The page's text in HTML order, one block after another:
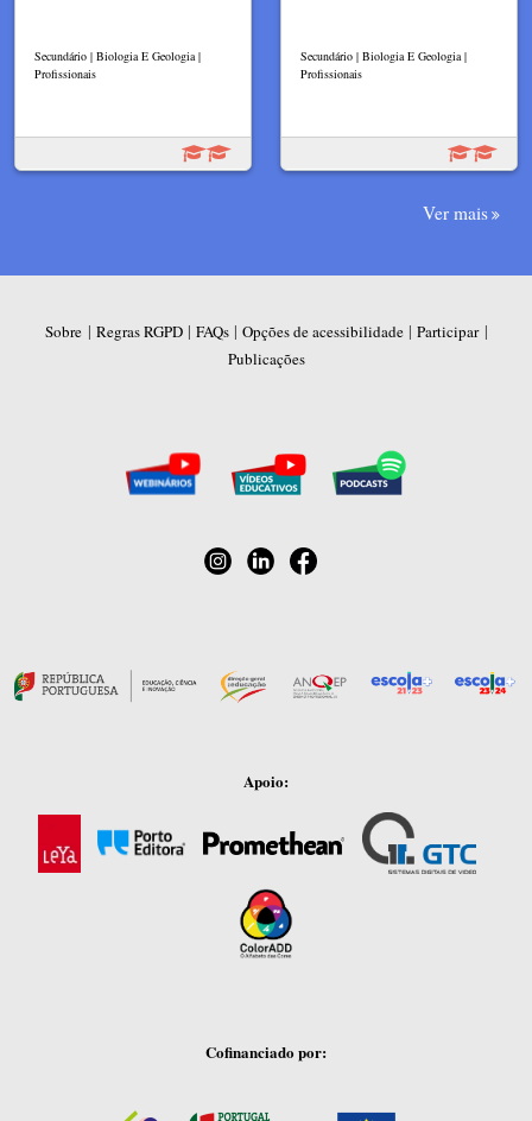
Secundário | Biologia E Geologia |
Profissionais
Secundário | Biologia E Geologia |
Profissionais
Ver mais
Sobre | Regras RGPD| FAQs| Opções de acessibilidade| Participar|
Publicações
Apoio:
Cofinanciado por: